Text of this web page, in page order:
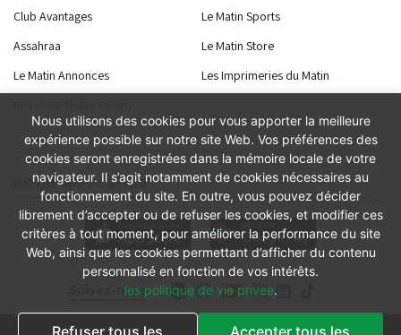
Suivez-nous
Club Avantages
Le Matin Sports
Assahraa
Le Matin Store
Le Matin Annonces
Les Imprimeries du Matin
NOTRE APPLICATION
Nous utilisons des cookies pour vous apporter la meilleure
expérience possible sur notre site Web. Vos préférences des
cookies seront enregistrées dans la mémoire locale de votre
navigateur. Il s’agit notamment de cookies nécessaires au
fonctionnement du site. En outre, vous pouvez décider
librement d’accepter ou de refuser les cookies, et modifier ces
critères à tout moment, pour améliorer la performance du site
Web, ainsi que les cookies permettant d’afficher du contenu
personnalisé en fonction de vos intérêts.
les politique de vie privee.
Refuser tous les Accepter tous les